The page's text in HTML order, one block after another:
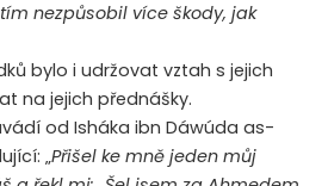
nezpůsobil více škody, jak
bylo i udržovat vztah s jejich
na jejich přednášky.
od Isháka ibn Dáwúda as-
„Přišel ke mně jeden můj